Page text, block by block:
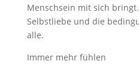
Menschsein mit sich
Selbstliebe und die
alle.
Immer mehr fühlen